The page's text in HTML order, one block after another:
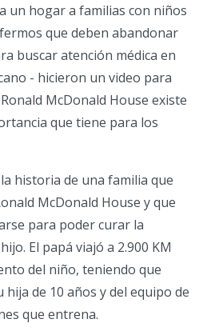
un hogar a familias con niños
que deben abandonar
buscar atención médica en
- hicieron un video para
McDonald House existe
que tiene para los
historia de una familia que
McDonald House y que
para poder curar la
El papá viajó a 2.900 KM
del niño, teniendo que
hija de 10 años y del equipo de
que entrena.